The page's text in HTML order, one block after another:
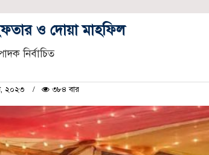
ও দোয়া মাহফিল
নির্বাচিত
২০২৩ ৩৮৪ বার